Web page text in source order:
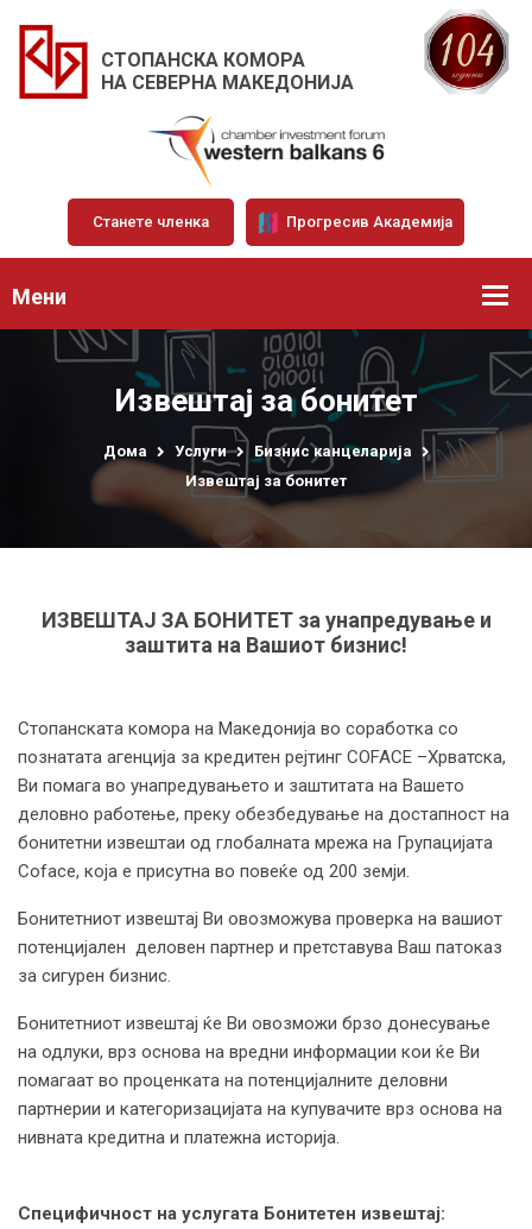
СТОПАНСКА КОМОРА
НА СЕВЕРНА МАКЕДОНИЈА
Станете членка Прогресив Академија
Мени
Извештај за бонитет
Дома Услуги
Бизнис канцеларија
Извештај за бонитет
ИЗВЕШТАЈ ЗА БОНИТЕТ за унапредување и
заштита на Вашиот бизнис!
Стопанската комора на Македонија во соработка со
познатата агенција за кредитен рејтинг COFACE –Хрватска,
Ви помага во унапредувањето и заштитата на Вашето
деловно работење, преку обезбедување на достапност на
бонитетни извештаи од глобалната мрежа на Групацијата
Coface, која е присутна во повеќе од 200 земји.
Бонитетниот извештај Ви овозможува проверка на вашиот
потенцијален деловен партнер и претставува Ваш патоказ
за сигурен бизнис.
Бонитетниот извештај ќе Ви овозможи брзо донесување
на одлуки, врз основа на вредни информации кои ќе Ви
помагаат во проценката на потенцијалните деловни
партнерии и категоризацијата на купувачите врз основа на
нивната кредитна и платежна историја.
Специфичност на услугата Бонитетен извештај: